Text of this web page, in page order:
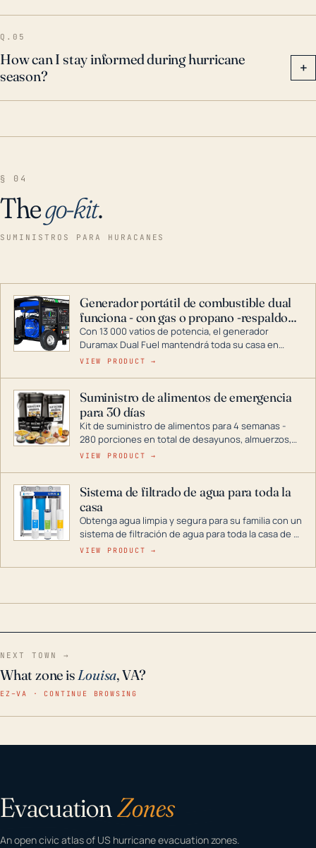
Q.05
How can I stay informed during hurricane
season?
+
§ 04
Thego-kit.
SUMINISTROS PARA HURACANES
Generador portátil de combustible dual
funciona - con gas o propano -respaldo
para el hogar
Con 13 000 vatios de potencia, el generador
Duramax Dual Fuel mantendrá toda su casa en
funcionamiento durante una tormenta o un corte
combustible dual, con una gama completa que
abarca desde inversores digitales hasta
generadores que pueden alimentar toda su casa.
VIEW PRODUCT →
Suministro de alimentos de emergencia
para 30 días
Kit de suministro de alimentos para 4 semanas -
280 porciones en total de desayunos, almuerzos,
cenas y postres. Se puede almacenar durante
VIEW PRODUCT →
Sistema de filtrado de agua para toda la
casa
Obtenga agua limpia y segura para su familia con un
sistema de filtración de agua para toda la casa de 3
etapas. La tecnología avanzada de este filtro
en situaciones de emergencia.
VIEW PRODUCT →
NEXT TOWN →
What zone isLouisa, VA?
EZ–VA · CONTINUE BROWSING
EvacuationZones
An open civic atlas of US hurricane evacuation zones.